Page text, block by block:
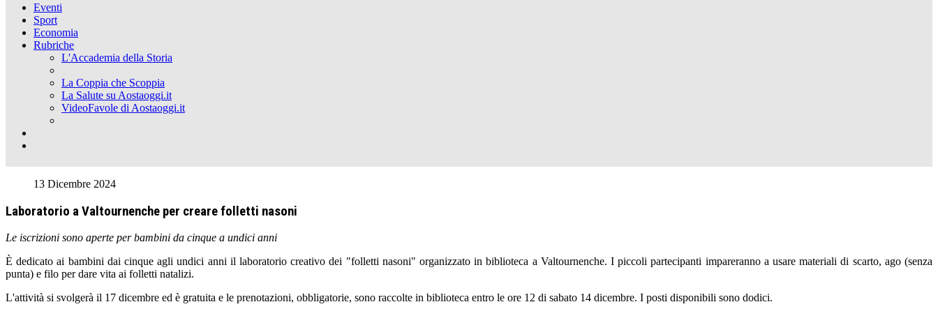
Eventi
Sport
Economia
Rubriche
L'Accademia della Storia
La Coppia che Scoppia
La Salute su Aostaoggi.it
VideoFavole di Aostaoggi.it
13 Dicembre 2024
Laboratorio a Valtournenche per creare folletti nasoni
Le iscrizioni sono aperte per bambini da cinque a undici anni
È dedicato ai bambini dai cinque agli undici anni il laboratorio creativo dei "folletti nasoni" organizzato in biblioteca a Valtournenche. I piccoli partecipanti impareranno a usare materiali di scarto, ago (senza
punta) e filo per dare vita ai folletti natalizi.
L'attività si svolgerà il 17 dicembre ed è gratuita e le prenotazioni, obbligatorie, sono raccolte in biblioteca entro le ore 12 di sabato 14 dicembre. I posti disponibili sono dodici.